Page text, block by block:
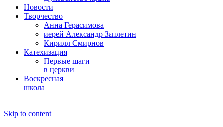
Новости
Творчество
Анна Герасимова
иерей Александр Заплетин
Кирилл Смирнов
Катехизация
Первые шаги
в церкви
Воскресная
школа
Skip to content